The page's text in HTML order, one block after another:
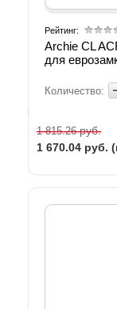
Рейтинг:
Archie CL
для
Количество:
1 815.26руб.
1 670.04 руб.